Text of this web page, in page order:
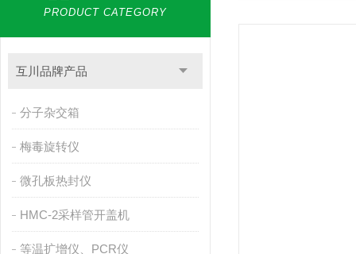
PRODUCT CATEGORY
互川品牌产品
分子杂交箱
梅毒旋转仪
微孔板热封仪
HMC-2采样管开盖机
等温扩增仪、PCR仪